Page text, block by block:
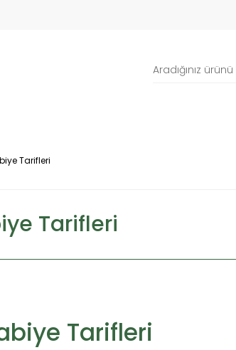
Tarifleri
Tarifleri
Tarifleri